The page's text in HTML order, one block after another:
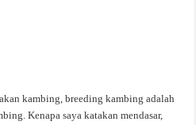
kambing, breeding kambing adalah
Kenapa saya katakan mendasar,